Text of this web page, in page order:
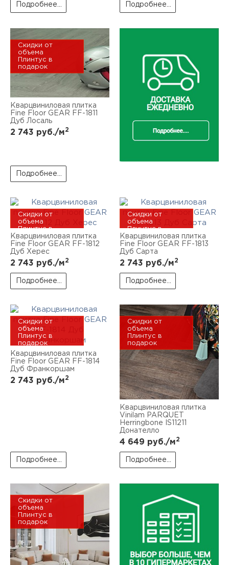
Подробнее... Подробнее...
Скидки от
объема
Плинтус в
подарок
Кварцвиниловая плитка
Fine Floor GEAR FF-1811
Дуб Лосаль
2 743 руб./м2
Подробнее...
Скидки от
объема
Плинтус в
подарок
Кварцвиниловая плитка
Fine Floor GEAR FF-1812
Дуб Херес
2 743 руб./м2
Подробнее...
Скидки от
объема
Плинтус в
подарок
Кварцвиниловая плитка
Fine Floor GEAR FF-1813
Дуб Сарта
2 743 руб./м2
Подробнее...
Скидки от
объема
Плинтус в
подарок
Кварцвиниловая плитка
Fine Floor GEAR FF-1814
Дуб Франкоршам
2 743 руб./м2
Подробнее...
Скидки от
объема
Плинтус в
подарок
Кварцвиниловая плитка
Vinilam PARQUET
Herringbone IS11211
Донателло
4 649 руб./м2
Подробнее...
Скидки от
объема
Плинтус в
подарок